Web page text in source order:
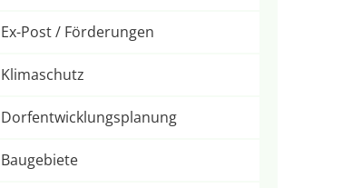
Ex-Post / Förderungen
Klimaschutz
Dorfentwicklungsplanung
Baugebiete